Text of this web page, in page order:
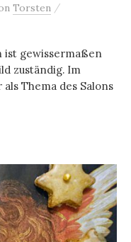
Torsten /
ist gewissermaßen
zuständig. Im
Thema des Salons